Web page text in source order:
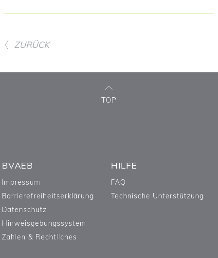
ZURÜCK
TOP
BVAEB
Impressum
Barrierefreiheitserklärung
Datenschutz
Hinweisgebungssystem
Zahlen & Rechtliches
HILFE
FAQ
Technische Unterstützung